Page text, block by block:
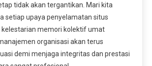
tidak akan tergantikan. Mari kita
setiap upaya penyelamatan situs
kelestarian memori kolektif umat
organisasi akan terus
demi menjaga integritas dan prestasi